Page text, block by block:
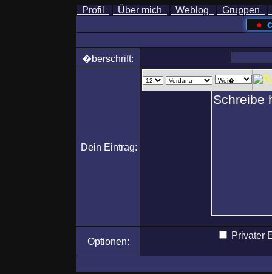
Profil Über mich Weblog Gruppen
●
�berschrift:
Dein Eintrag:
Optionen:
Privater